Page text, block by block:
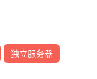
独立服务器